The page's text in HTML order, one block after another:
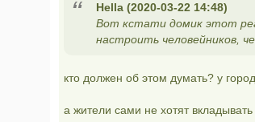
Hella (2020-03-22 14:48)
Вот кстати домик этот
настроить человейников,
кто должен об этом думать? у
а жители сами не хотят вкладывать